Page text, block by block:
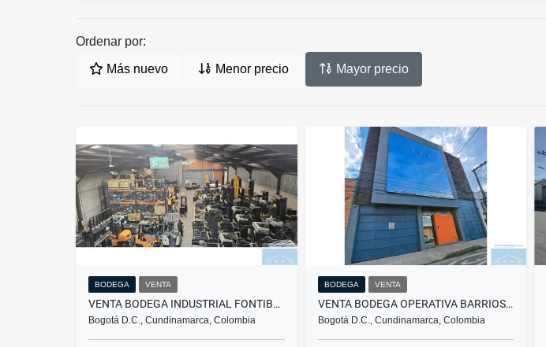
Ordenar por:
Más nuevo Menor precio Mayor precio
BODEGA VENTA
VENTA BODEGA INDUSTRIAL FONTIBON
Bogotá D.C., Cundinamarca, Colombia
BODEGA VENTA
VENTA BODEGA OPERATIVA BARRIOS UNIDOS
Bogotá D.C., Cundinamarca, Colombia